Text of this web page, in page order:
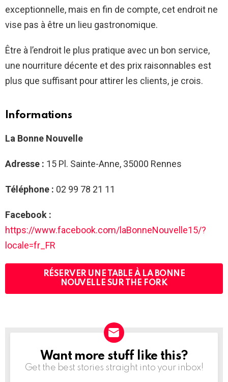
exceptionnelle, mais en fin de compte, cet endroit ne
vise pas à être un lieu gastronomique.
Être à l’endroit le plus pratique avec un bon service,
une nourriture décente et des prix raisonnables est
plus que suffisant pour attirer les clients, je crois.
Informations
La Bonne Nouvelle
Adresse : 15 Pl. Sainte-Anne, 35000 Rennes
Téléphone : 02 99 78 21 11
Facebook :
https://www.facebook.com/laBonneNouvelle15/?
locale=fr_FR
RÉSERVER UNE TABLE À LA BONNE
NOUVELLE SUR THE FORK
NEWSLETTER
Want more stuff like this?
Get the best stories straight into your inbox!